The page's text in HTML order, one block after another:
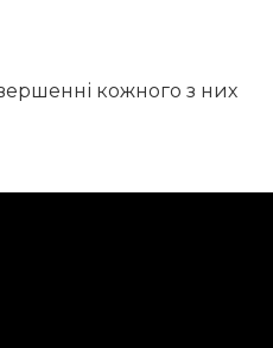
кожного з них